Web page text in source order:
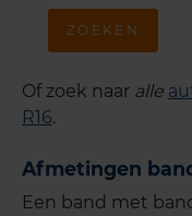
ZOEKEN
Of zoek naar alle
R16.
Afmetingen
Een band met